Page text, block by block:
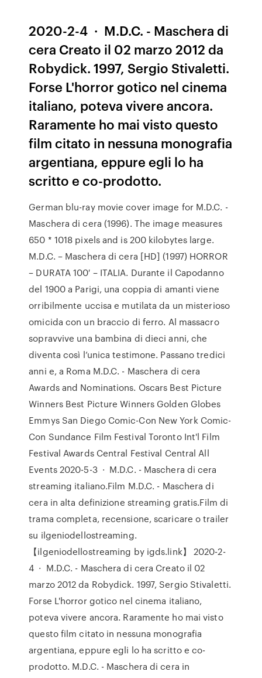
2020-2-4 · M.D.C. - Maschera di
cera Creato il 02 marzo 2012 da
Robydick. 1997, Sergio Stivaletti.
Forse L'horror gotico nel cinema
italiano, poteva vivere ancora.
Raramente ho mai visto questo
film citato in nessuna monografia
argentiana, eppure egli lo ha
scritto e co-prodotto.
German blu-ray movie cover image for M.D.C. -
Maschera di cera (1996). The image measures
650 * 1018 pixels and is 200 kilobytes large.
M.D.C. – Maschera di cera [HD] (1997) HORROR
– DURATA 100′ – ITALIA. Durante il Capodanno
del 1900 a Parigi, una coppia di amanti viene
orribilmente uccisa e mutilata da un misterioso
omicida con un braccio di ferro. Al massacro
sopravvive una bambina di dieci anni, che
diventa così l’unica testimone. Passano tredici
anni e, a Roma M.D.C. - Maschera di cera
Awards and Nominations. Oscars Best Picture
Winners Best Picture Winners Golden Globes
Emmys San Diego Comic-Con New York Comic-
Con Sundance Film Festival Toronto Int'l Film
Festival Awards Central Festival Central All
Events 2020-5-3 · M.D.C. - Maschera di cera
streaming italiano.Film M.D.C. - Maschera di
cera in alta definizione streaming gratis.Film di
trama completa, recensione, scaricare o trailer
su ilgeniodellostreaming.
【ilgeniodellostreaming by igds.link】 2020-2-
4 · M.D.C. - Maschera di cera Creato il 02
marzo 2012 da Robydick. 1997, Sergio Stivaletti.
Forse L'horror gotico nel cinema italiano,
poteva vivere ancora. Raramente ho mai visto
questo film citato in nessuna monografia
argentiana, eppure egli lo ha scritto e co-
prodotto. M.D.C. - Maschera di cera in